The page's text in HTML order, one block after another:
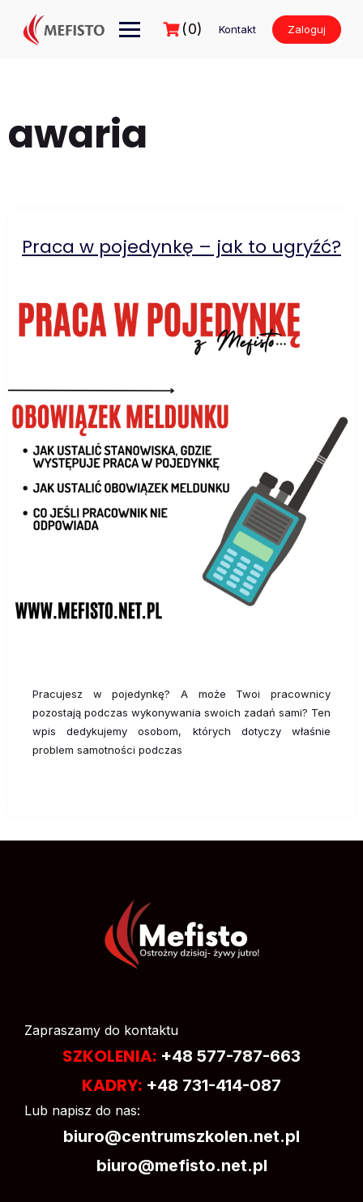
treści
(0) Kontakt Zaloguj
awaria
Praca w pojedynkę – jak to ugryźć?
Pracujesz w pojedynkę? A może Twoi pracownicy
pozostają podczas wykonywania swoich zadań sami? Ten
wpis dedykujemy osobom, których dotyczy właśnie
problem samotności podczas
Zapraszamy do kontaktu
SZKOLENIA: +48 577-787-663
KADRY: +48 731-414-087
Lub napisz do nas:
biuro@centrumszkolen.net.pl
biuro@mefisto.net.pl